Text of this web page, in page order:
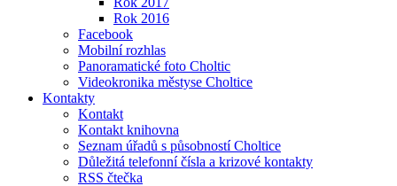
Rok 2016
Facebook
Mobilní rozhlas
Panoramatické foto Choltic
Videokronika městyse Choltice
Kontakty
Kontakt
Kontakt knihovna
Seznam úřadů s působností Choltice
Důležitá telefonní čísla a krizové kontakty
RSS čtečka